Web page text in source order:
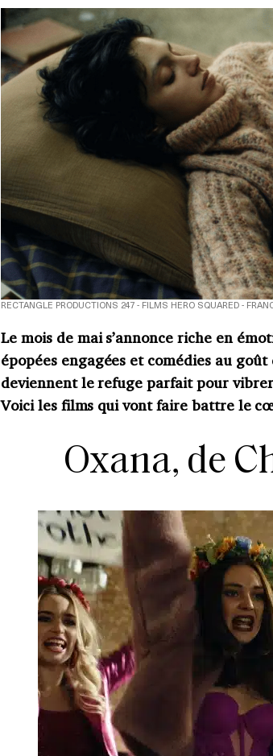
RECTANGLE PRODUCTIONS 247 - FILMS HERO SQUARED -
Le mois de mai s’annonce riche en
épopées engagées et comédies au
deviennent le refuge parfait pour
Voici les films qui vont faire battre le
Oxana, de